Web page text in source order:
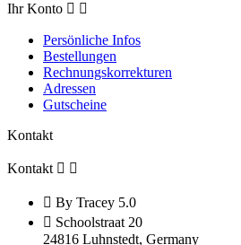
Ihr Konto  
Persönliche Infos
Bestellungen
Rechnungskorrekturen
Adressen
Gutscheine
Kontakt
Kontakt  
 By Tracey 5.0
 Schoolstraat 20
24816 Luhnstedt, Germany